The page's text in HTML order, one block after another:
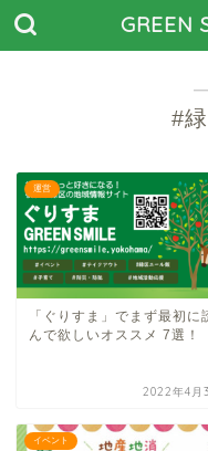
GREEN
#
運営
「ぐりすま」でまず最初に
んで欲しいオススメ 7選！
2022年4月
イベント